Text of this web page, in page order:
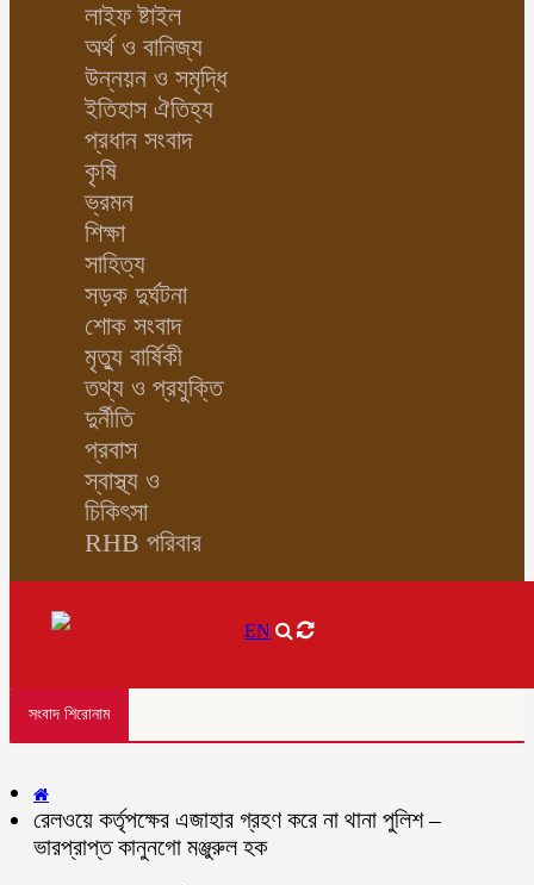
লাইফ ষ্টাইল
অর্থ ও বানিজ্য
উন্নয়ন ও সমৃদ্ধি
ইতিহাস ঐতিহ্য
প্রধান সংবাদ
কৃষি
ভ্রমন
শিক্ষা
সাহিত্য
সড়ক দুর্ঘটনা
শোক সংবাদ
মৃত্যু বার্ষিকী
তথ্য ও প্রযুক্তি
দুর্নীতি
প্রবাস
স্বাস্থ্য ও
চিকিৎসা
RHB পরিবার
EN
সংবাদ শিরোনাম
রেলওয়ে কর্তৃপক্ষের এজাহার গ্রহণ করে না থানা পুলিশ –
ভারপ্রাপ্ত কানুনগো মঞ্জুরুল হক